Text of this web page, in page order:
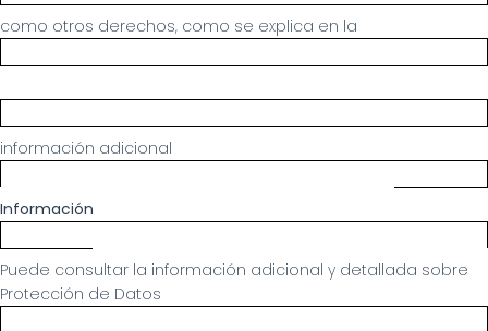
como otros derechos, como se explica en la
información adicional
Información
Puede consultar la información adicional y detallada sobre
Protección de Datos